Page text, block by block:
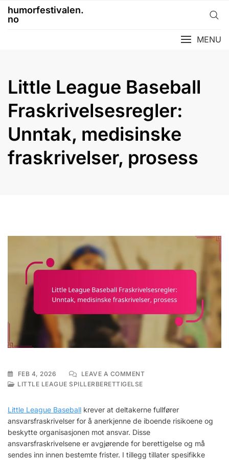
Skiphumorfestivalen.
no
MENU
Little League Baseball
Fraskrivelsesregler:
Unntak, medisinske
fraskrivelser, prosess
FEB 4, 2026 LEAVE A COMMENTON
FRASKRIVELSESREGLER:
UNNTAK,
MEDISINSKE
FRASKRIVELSER,
PROSESS
LITTLE LEAGUE SPILLERBERETTIGELSE
Little League Baseball krever at deltakerne fullfører
ansvarsfraskrivelser for å anerkjenne de iboende risikoene og
beskytte organisasjonen mot ansvar. Disse
ansvarsfraskrivelsene er avgjørende for berettigelse og må
sendes inn innen bestemte frister. I tillegg tillater spesifikke